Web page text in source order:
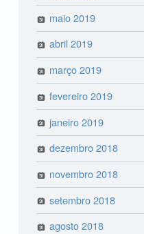
maio 2019
abril 2019
março 2019
fevereiro 2019
janeiro 2019
dezembro 2018
novembro 2018
setembro 2018
agosto 2018